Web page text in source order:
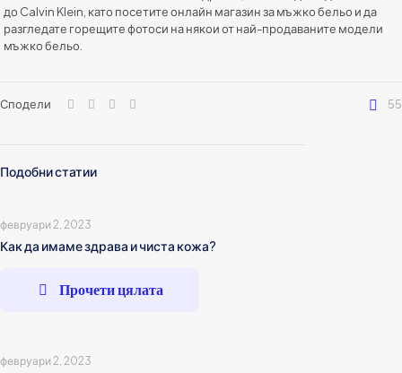
до Calvin Klein, като посетите онлайн магазин за мъжко бельо и да
разгледате горещите фотоси на някои от най-продаваните модели
мъжко бельо.
Сподели 55
Подобни статии
февруари 2, 2023
Как да имаме здрава и чиста кожа?
Прочети цялата
февруари 2, 2023